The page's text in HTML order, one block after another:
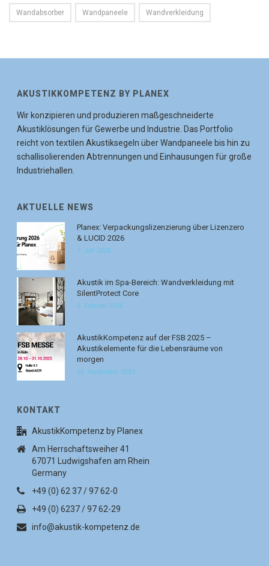
Wandabsorber Wandpaneele Wandverkleidung
AKUSTIKKOMPETENZ BY PLANEX
Wir konzipieren und produzieren maßgeschneiderte
Akustiklösungen für Gewerbe und Industrie. Das Portfolio
reicht von textilen Akustiksegeln über Wandpaneele bis hin zu
schallisolierenden Abtrennungen und Einhausungen für große
Industriehallen.
AKTUELLE NEWS
Planex: Verpackungslizenzierung über Lizenzero
& LUCID 2026
7. Juli 2026
Akustik im Spa-Bereich: Wandverkleidung mit
SilentProtect Core
6. Februar 2026
AkustikKompetenz auf der FSB 2025 –
Akustikelemente für die Lebensräume von
morgen
30. September 2025
KONTAKT
AkustikKompetenz by Planex
Am Herrschaftsweiher 41
67071 Ludwigshafen am Rhein
Germany
+49 (0) 62 37 / 97 62-0
+49 (0) 6237 / 97 62-29
info@akustik-kompetenz.de